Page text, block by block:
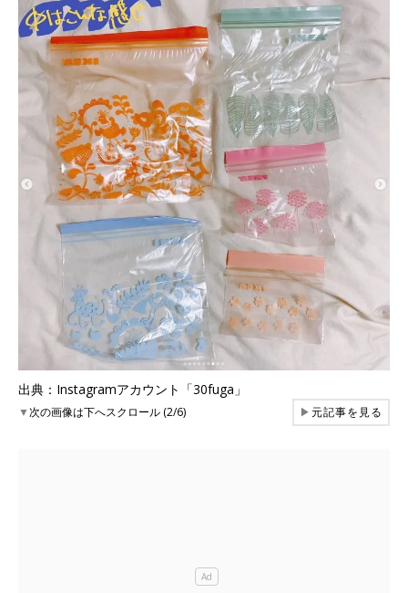
出典：Instagramアカウント「30fuga」
▼次の画像は下へスクロール (2/6) ▶元記事を見る